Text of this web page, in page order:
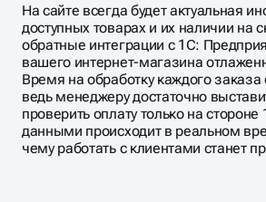
На сайте всегда будет актуальная
доступных товарах и их наличии на
обратные интеграции с 1С:
вашего интернет-магазина
Время на обработку каждого заказа
ведь менеджеру достаточно
проверить оплату только на
данными происходит в реальном
чему работать с клиентами станет